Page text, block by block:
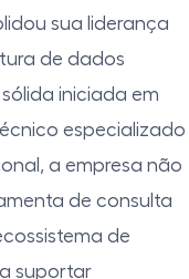
sua liderança
de dados
iniciada em
especializado
a empresa não
de consulta
de
suportar